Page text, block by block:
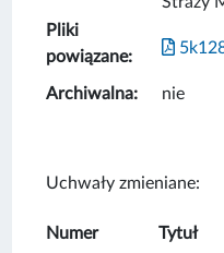
Pliki
powiązane:
Archiwalna: nie
Uchwały zmieniane:
Numer Tytuł